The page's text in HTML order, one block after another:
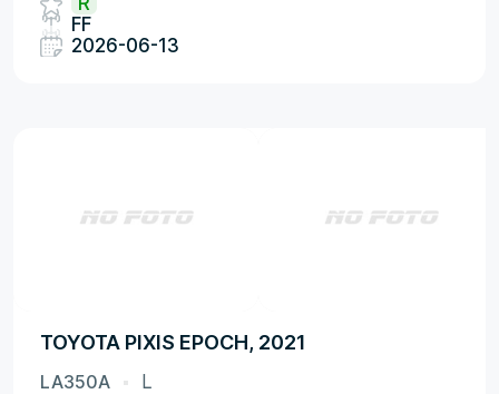
FF
2026-06-13
TOYOTA PIXIS EPOCH, 2021
LA350A L